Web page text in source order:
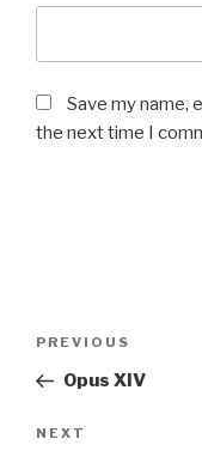
Save my name,
the next time I
Previous
Post
PREVIOUS
Opus XIV
Next
NEXT